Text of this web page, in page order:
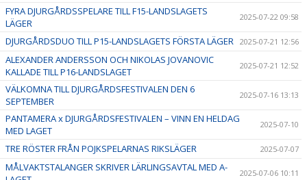
FYRA DJURGÅRDSSPELARE TILL F15-LANDSLAGETS
LÄGER
2025-07-22 09:58
DJURGÅRDSDUO TILL P15-LANDSLAGETS FÖRSTA LÄGER 2025-07-21 12:56
ALEXANDER ANDERSSON OCH NIKOLAS JOVANOVIC
KALLADE TILL P16-LANDSLAGET
2025-07-21 12:52
VÄLKOMNA TILL DJURGÅRDSFESTIVALEN DEN 6
SEPTEMBER
2025-07-16 13:13
PANTAMERA x DJURGÅRDSFESTIVALEN – VINN EN HELDAG
MED LAGET
2025-07-10
TRE RÖSTER FRÅN POJKSPELARNAS RIKSLÄGER 2025-07-07
MÅLVAKTSTALANGER SKRIVER LÄRLINGSAVTAL MED A-
2025-07-06 10:11